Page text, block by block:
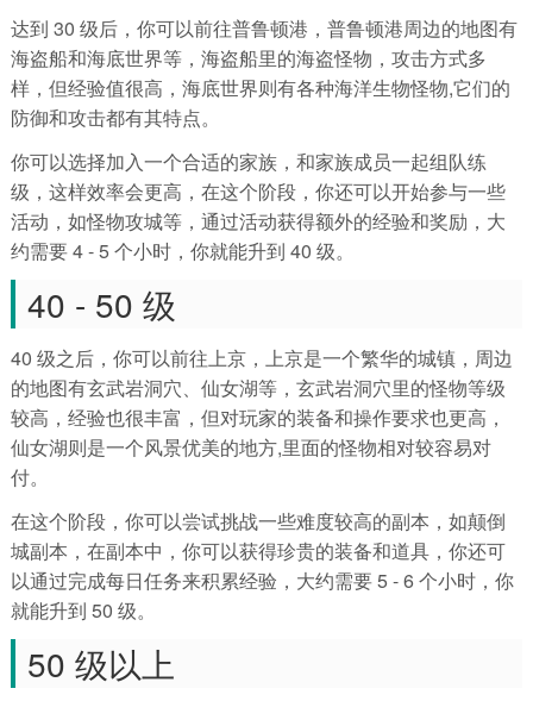
达到 30 级后，你可以前往普鲁顿港，普鲁顿港周边的地图有
海盗船和海底世界等，海盗船里的海盗怪物，攻击方式多
样，但经验值很高，海底世界则有各种海洋生物怪物,它们的
防御和攻击都有其特点。
你可以选择加入一个合适的家族，和家族成员一起组队练
级，这样效率会更高，在这个阶段，你还可以开始参与一些
活动，如怪物攻城等，通过活动获得额外的经验和奖励，大
约需要 4 - 5 个小时，你就能升到 40 级。
40 - 50 级
40 级之后，你可以前往上京，上京是一个繁华的城镇，周边
的地图有玄武岩洞穴、仙女湖等，玄武岩洞穴里的怪物等级
较高，经验也很丰富，但对玩家的装备和操作要求也更高，
仙女湖则是一个风景优美的地方,里面的怪物相对较容易对
付。
在这个阶段，你可以尝试挑战一些难度较高的副本，如颠倒
城副本，在副本中，你可以获得珍贵的装备和道具，你还可
以通过完成每日任务来积累经验，大约需要 5 - 6 个小时，你
就能升到 50 级。
50 级以上